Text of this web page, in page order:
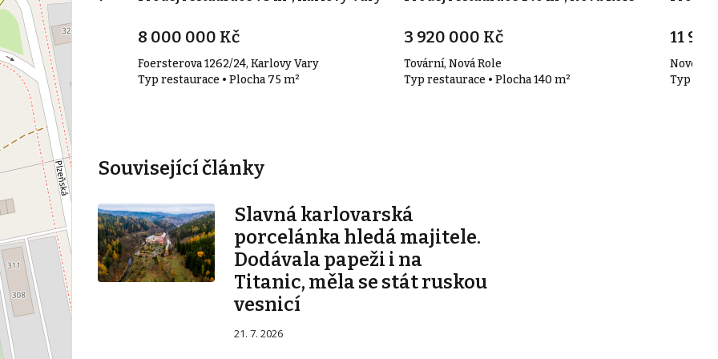
m²
8 000 000 Kč
Foersterova 1262/24, Karlovy Vary
Typ restaurace • Plocha 75 m²
3 920 000 Kč
Tovární, Nová Role
Typ restaurace • Plocha 140 m²
11
Nové
Typ
Související články
Slavná karlovarská
porcelánka hledá majitele.
Dodávala papeži i na
Titanic, měla se stát ruskou
vesnicí
21. 7. 2026